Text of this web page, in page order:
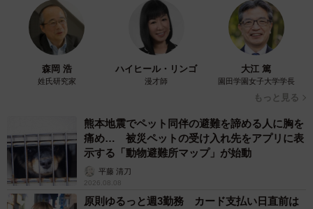
るの萌える」と、なぜかハイテンションになる青木さん。
そして、手術前日に入院することになります。
森岡 浩
姓氏研究家
ハイヒール・リンゴ
漫才師
大江 篤
園田学園女子大学学長
もっと見る
熊本地震でペット同伴の避難を諦める人に胸を
痛め… 被災ペットの受け入れ先をアプリに表
示する「動物避難所マップ」が始動
平藤 清刀
2026.08.08
原則ゆるっと週3勤務 カード支払い日直前は